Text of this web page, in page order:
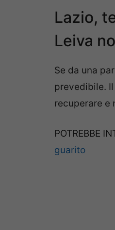
Lazio,
Leiva no
Se da una
prevedibile.
recuperare e
POTREBBE
guarito